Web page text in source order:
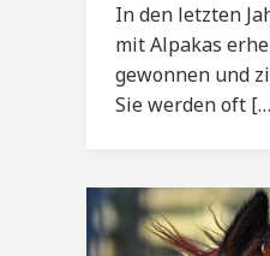
In den letzten
mit Alpakas
gewonnen und
Sie werden oft